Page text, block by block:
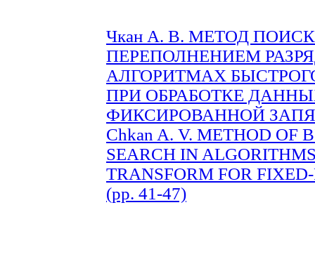
Чкан А. В. МЕТОД
ПЕРЕПОЛНЕНИЕМ
АЛГОРИТМАХ
ПРИ ОБРАБОТКЕ
ФИКСИРОВАННОЙ
Chkan A. V. METHOD OF
SEARCH IN
TRANSFORM FOR
(pp. 41-47)